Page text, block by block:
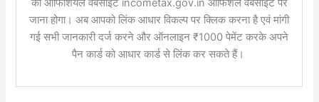
की ऑफिशियल वेबसाइट incometax.gov.in ऑफिशल वेबसाइट पर
जाना होगा। अब आपको लिंक आधार विकल्प पर क्लिक करना है एवं मांगी
गई सभी जानकारी दर्ज करने और ऑनलाइन ₹1000 पेमेंट करके अपने
पैन कार्ड को आधार कार्ड से लिंक कर सकते हैं।